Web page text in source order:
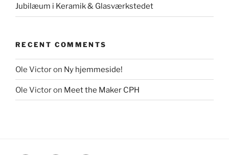
Jubilæum i Keramik & Glasværkstedet
RECENT COMMENTS
Ole Victoron Ny hjemmeside!
Ole Victoron Meet the Maker CPH